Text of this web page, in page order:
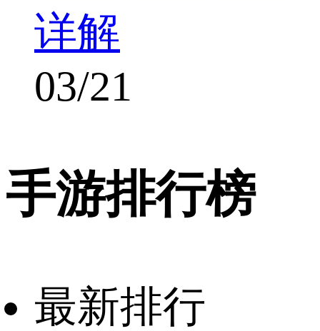
详解
03/21
手游排行榜
最新排行